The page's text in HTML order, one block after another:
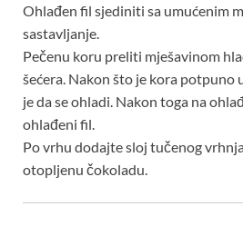
Ohlađen fil sjediniti sa umućenim
sastavljanje.
Pečenu koru preliti mješavinom
šećera. Nakon što je kora potpuno
je da se ohladi. Nakon toga na
ohlađeni fil.
Po vrhu dodajte sloj tučenog
otopljenu čokoladu.